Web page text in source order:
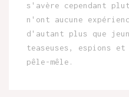
s'avère cependant
n'ont aucune
d'autant plus que
teaseuses, espions
pêle-mêle.